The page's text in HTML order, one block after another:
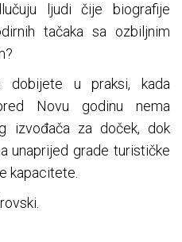
ljudi čije biografije
tačaka sa ozbiljnim
dobijete u praksi, kada
Novu godinu nema
izvođača za doček, dok
unaprijed grade turističke
kapacitete.